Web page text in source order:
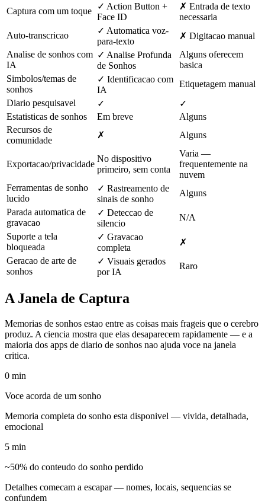
Captura com um toque
✓ Action Button +
Face ID
✗ Entrada de texto
necessaria
Auto-transcricao
✓ Automatica voz-
para-texto
✗ Digitacao manual
Analise de sonhos com
IA
✓ Analise Profunda
de Sonhos
Alguns oferecem
basica
Simbolos/temas de
sonhos
✓ Identificacao com
IA
Etiquetagem manual
Diario pesquisavel
✓
✓
Estatisticas de sonhos
Em breve
Alguns
Recursos de
comunidade
✗ Alguns
Exportacao/privacidade
No dispositivo
primeiro, sem conta
Varia —
frequentemente na
nuvem
Ferramentas de sonho
lucido
✓ Rastreamento de
sinais de sonho
Alguns
Parada automatica de
gravacao
✓ Deteccao de
silencio
N/A
Suporte a tela
bloqueada
✓ Gravacao
completa
✗
Geracao de arte de
sonhos
✓ Visuais gerados
por IA
Raro
A Janela de Captura
Memorias de sonhos estao entre as coisas mais frageis que o cerebro
produz. A ciencia mostra que elas desaparecem rapidamente — e a
maioria dos apps de diario de sonhos nao ajuda voce na janela
critica.
0 min
Voce acorda de um sonho
Memoria completa do sonho esta disponivel — vivida, detalhada,
emocional
5 min
~50% do conteudo do sonho perdido
Detalhes comecam a escapar — nomes, locais, sequencias se
confundem